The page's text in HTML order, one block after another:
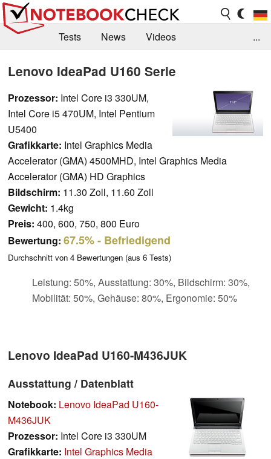
Tests News
Videos
Forum
...
Lenovo IdeaPad U160 Serie
Prozessor: Intel Core i3 330UM,
Intel Core i5 470UM, Intel Pentium
U5400
Grafikkarte: Intel Graphics Media
Accelerator (GMA) 4500MHD, Intel Graphics Media
Accelerator (GMA) HD Graphics
Bildschirm: 11.30 Zoll, 11.60 Zoll
Gewicht: 1.4kg
Preis: 400, 600, 750, 800 Euro
Bewertung: 67.5%- Befriedigend
Durchschnitt von 4 Bewertungen (aus 6 Tests)
Leistung: 50%, Ausstattung: 30%, Bildschirm: 30%,
Mobilität: 50%, Gehäuse: 80%, Ergonomie: 50%
Lenovo IdeaPad U160-M436JUK
Ausstattung / Datenblatt
Notebook: Lenovo IdeaPad U160-
M436JUK
Prozessor: Intel Core i3 330UM
Grafikkarte: Intel Graphics Media